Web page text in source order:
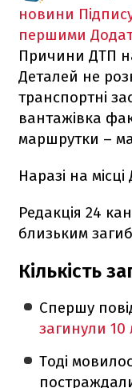
новини
першими
Причини ДТП
Деталей не
транспортні
вантажівка
маршрутки –
Наразі на
Редакція 24
близьким
Кількість
Спершу
загинули
Тоді